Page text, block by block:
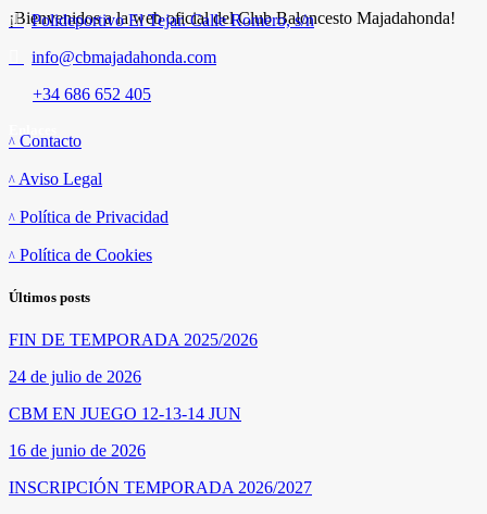
¡Bienvenidos a la web oficial del Club Baloncesto Majadahonda!
Polideportivo El Tejar. Calle Romero, s/n
info@cbmajadahonda.com
+34 686 652 405
Contacto
Aviso Legal
Política de Privacidad
Política de Cookies
Últimos posts
FIN DE TEMPORADA 2025/2026
24 de julio de 2026
CBM EN JUEGO 12-13-14 JUN
16 de junio de 2026
INSCRIPCIÓN TEMPORADA 2026/2027